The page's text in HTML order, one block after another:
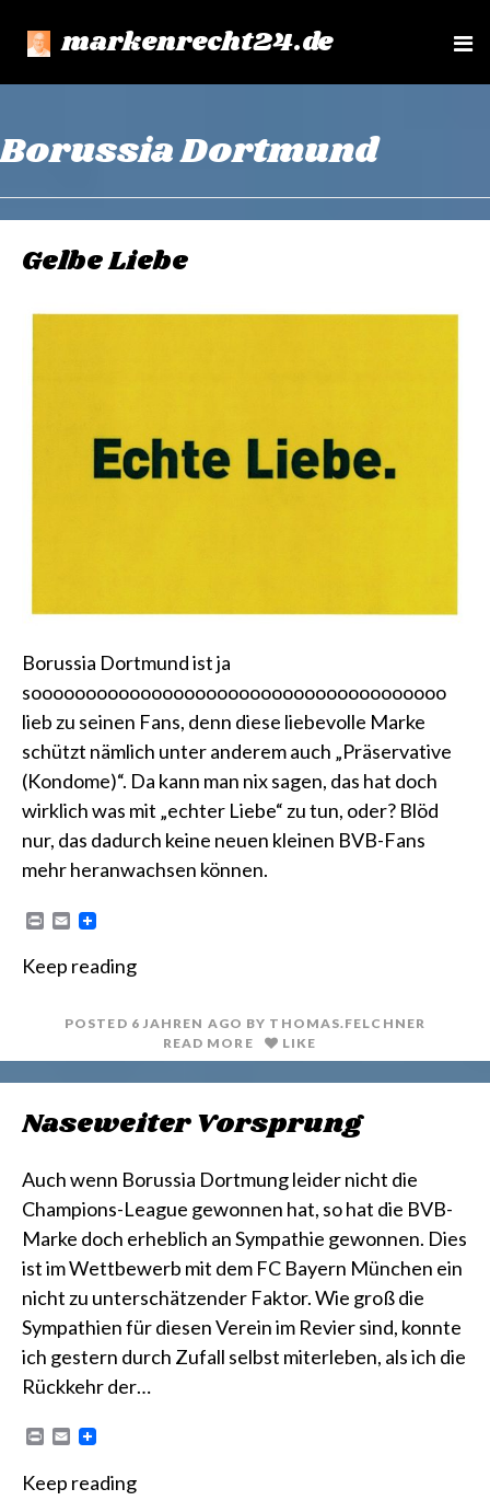
markenrecht24.de
e
Borussia Dortmund
Gelbe Liebe
Borussia Dortmund ist ja
soooooooooooooooooooooooooooooooooooooo
lieb zu seinen Fans, denn diese liebevolle Marke
schützt nämlich unter anderem auch „Präservative
(Kondome)“. Da kann man nix sagen, das hat doch
wirklich was mit „echter Liebe“ zu tun, oder? Blöd
nur, das dadurch keine neuen kleinen BVB-Fans
mehr heranwachsen können.
P
n
E
i
Keep reading
POSTED 6 JAHREN AGO BY THOMAS.FELCHNER
READ MORE
LIKE
Naseweiter Vorsprung
Auch wenn Borussia Dortmung leider nicht die
Champions-League gewonnen hat, so hat die BVB-
Marke doch erheblich an Sympathie gewonnen. Dies
ist im Wettbewerb mit dem FC Bayern München ein
nicht zu unterschätzender Faktor. Wie groß die
Sympathien für diesen Verein im Revier sind, konnte
ich gestern durch Zufall selbst miterleben, als ich die
Rückkehr der…
n
E
i
Keep reading